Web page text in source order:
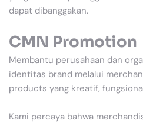
dapat dibanggakan.
CMN Promotion
Membantu perusahaan dan
identitas brand melalui
products yang kreatif,
Kami percaya bahwa